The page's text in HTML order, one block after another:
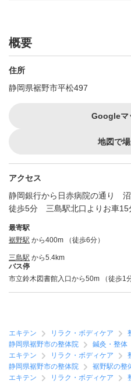
概要
住所
静岡県裾野市平松497
Googleマ
地図で
アクセス
静岡銀行から日赤病院の通り
徒歩5分 三島駅北口よりお車
最寄駅
裾野駅 から400m （徒歩6分）
三島駅 から5.4km
バス停
市立鈴木図書館入口から50m （徒歩1分
エキテン リラク・ボディケア
静岡県裾野市の整体院
鍼灸・整
エキテン
リラク・ボディケア
静岡県裾野市の整体院
裾野駅の整
エキテン
リラク・ボディケア